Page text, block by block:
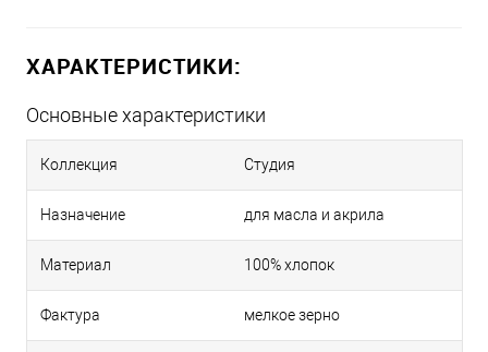
ХАРАКТЕРИСТИКИ:
Основные характеристики
Коллекция Студия
Назначение для масла и акрила
Материал 100% хлопок
Фактура мелкое зерно